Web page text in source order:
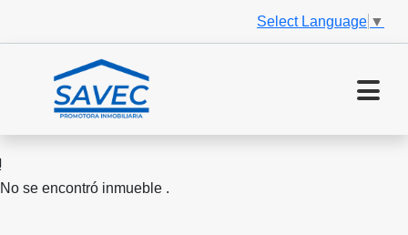
Select Language ▼
No se encontró inmueble .